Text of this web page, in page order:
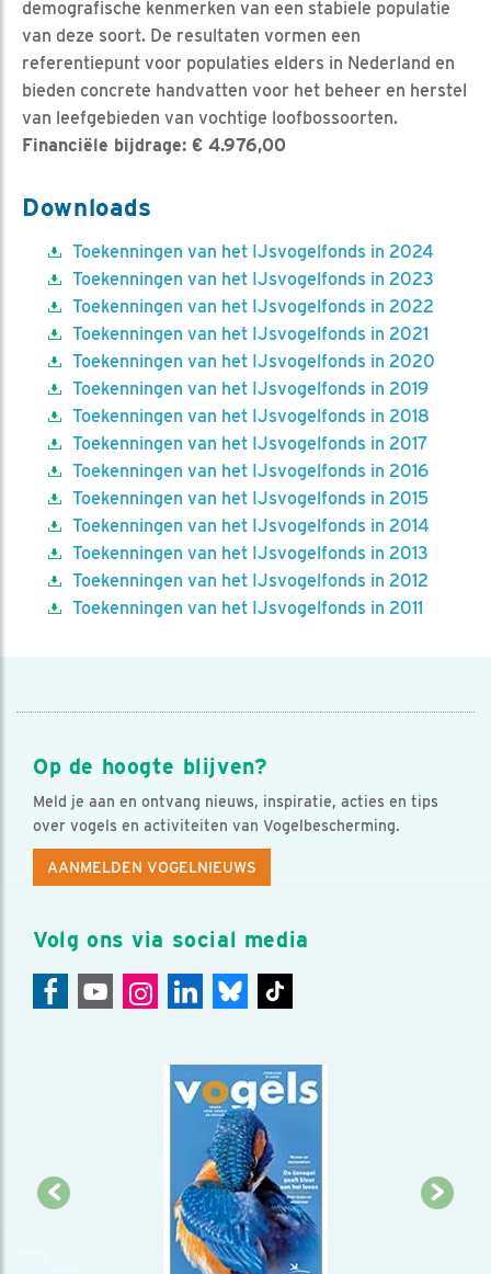
demografische kenmerken van een stabiele populatie
van deze soort. De resultaten vormen een
referentiepunt voor populaties elders in Nederland en
bieden concrete handvatten voor het beheer en herstel
van leefgebieden van vochtige loofbossoorten.
Financiële bijdrage: € 4.976,00
Downloads
Toekenningen van het IJsvogelfonds in 2024
Toekenningen van het IJsvogelfonds in 2023
Toekenningen van het IJsvogelfonds in 2022
Toekenningen van het IJsvogelfonds in 2021
Toekenningen van het IJsvogelfonds in 2020
Toekenningen van het IJsvogelfonds in 2019
Toekenningen van het IJsvogelfonds in 2018
Toekenningen van het IJsvogelfonds in 2017
Toekenningen van het IJsvogelfonds in 2016
Toekenningen van het IJsvogelfonds in 2015
Toekenningen van het IJsvogelfonds in 2014
Toekenningen van het IJsvogelfonds in 2013
Toekenningen van het IJsvogelfonds in 2012
Toekenningen van het IJsvogelfonds in 2011
Op de hoogte blijven?
Meld je aan en ontvang nieuws, inspiratie, acties en tips
over vogels en activiteiten van Vogelbescherming.
AANMELDEN VOGELNIEUWS
Volg ons via social media